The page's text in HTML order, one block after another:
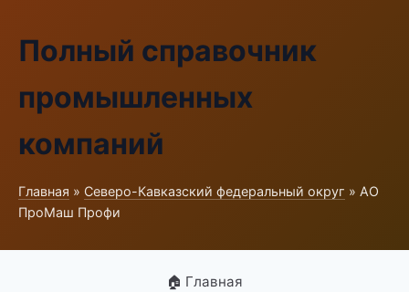
Полный справочник
промышленных
компаний
Главная » Северо-Кавказский федеральный округ » АО
ПроМаш Профи
🏠 Главная